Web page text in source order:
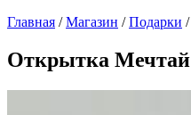
Главная / Магазин / Подарки /
Открытка Мечтай